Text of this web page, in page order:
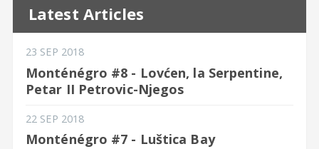
Latest Articles
23 SEP 2018
Monténégro #8 - Lovćen, la Serpentine,
Petar II Petrovic-Njegos
22 SEP 2018
Monténégro #7 - Luštica Bay